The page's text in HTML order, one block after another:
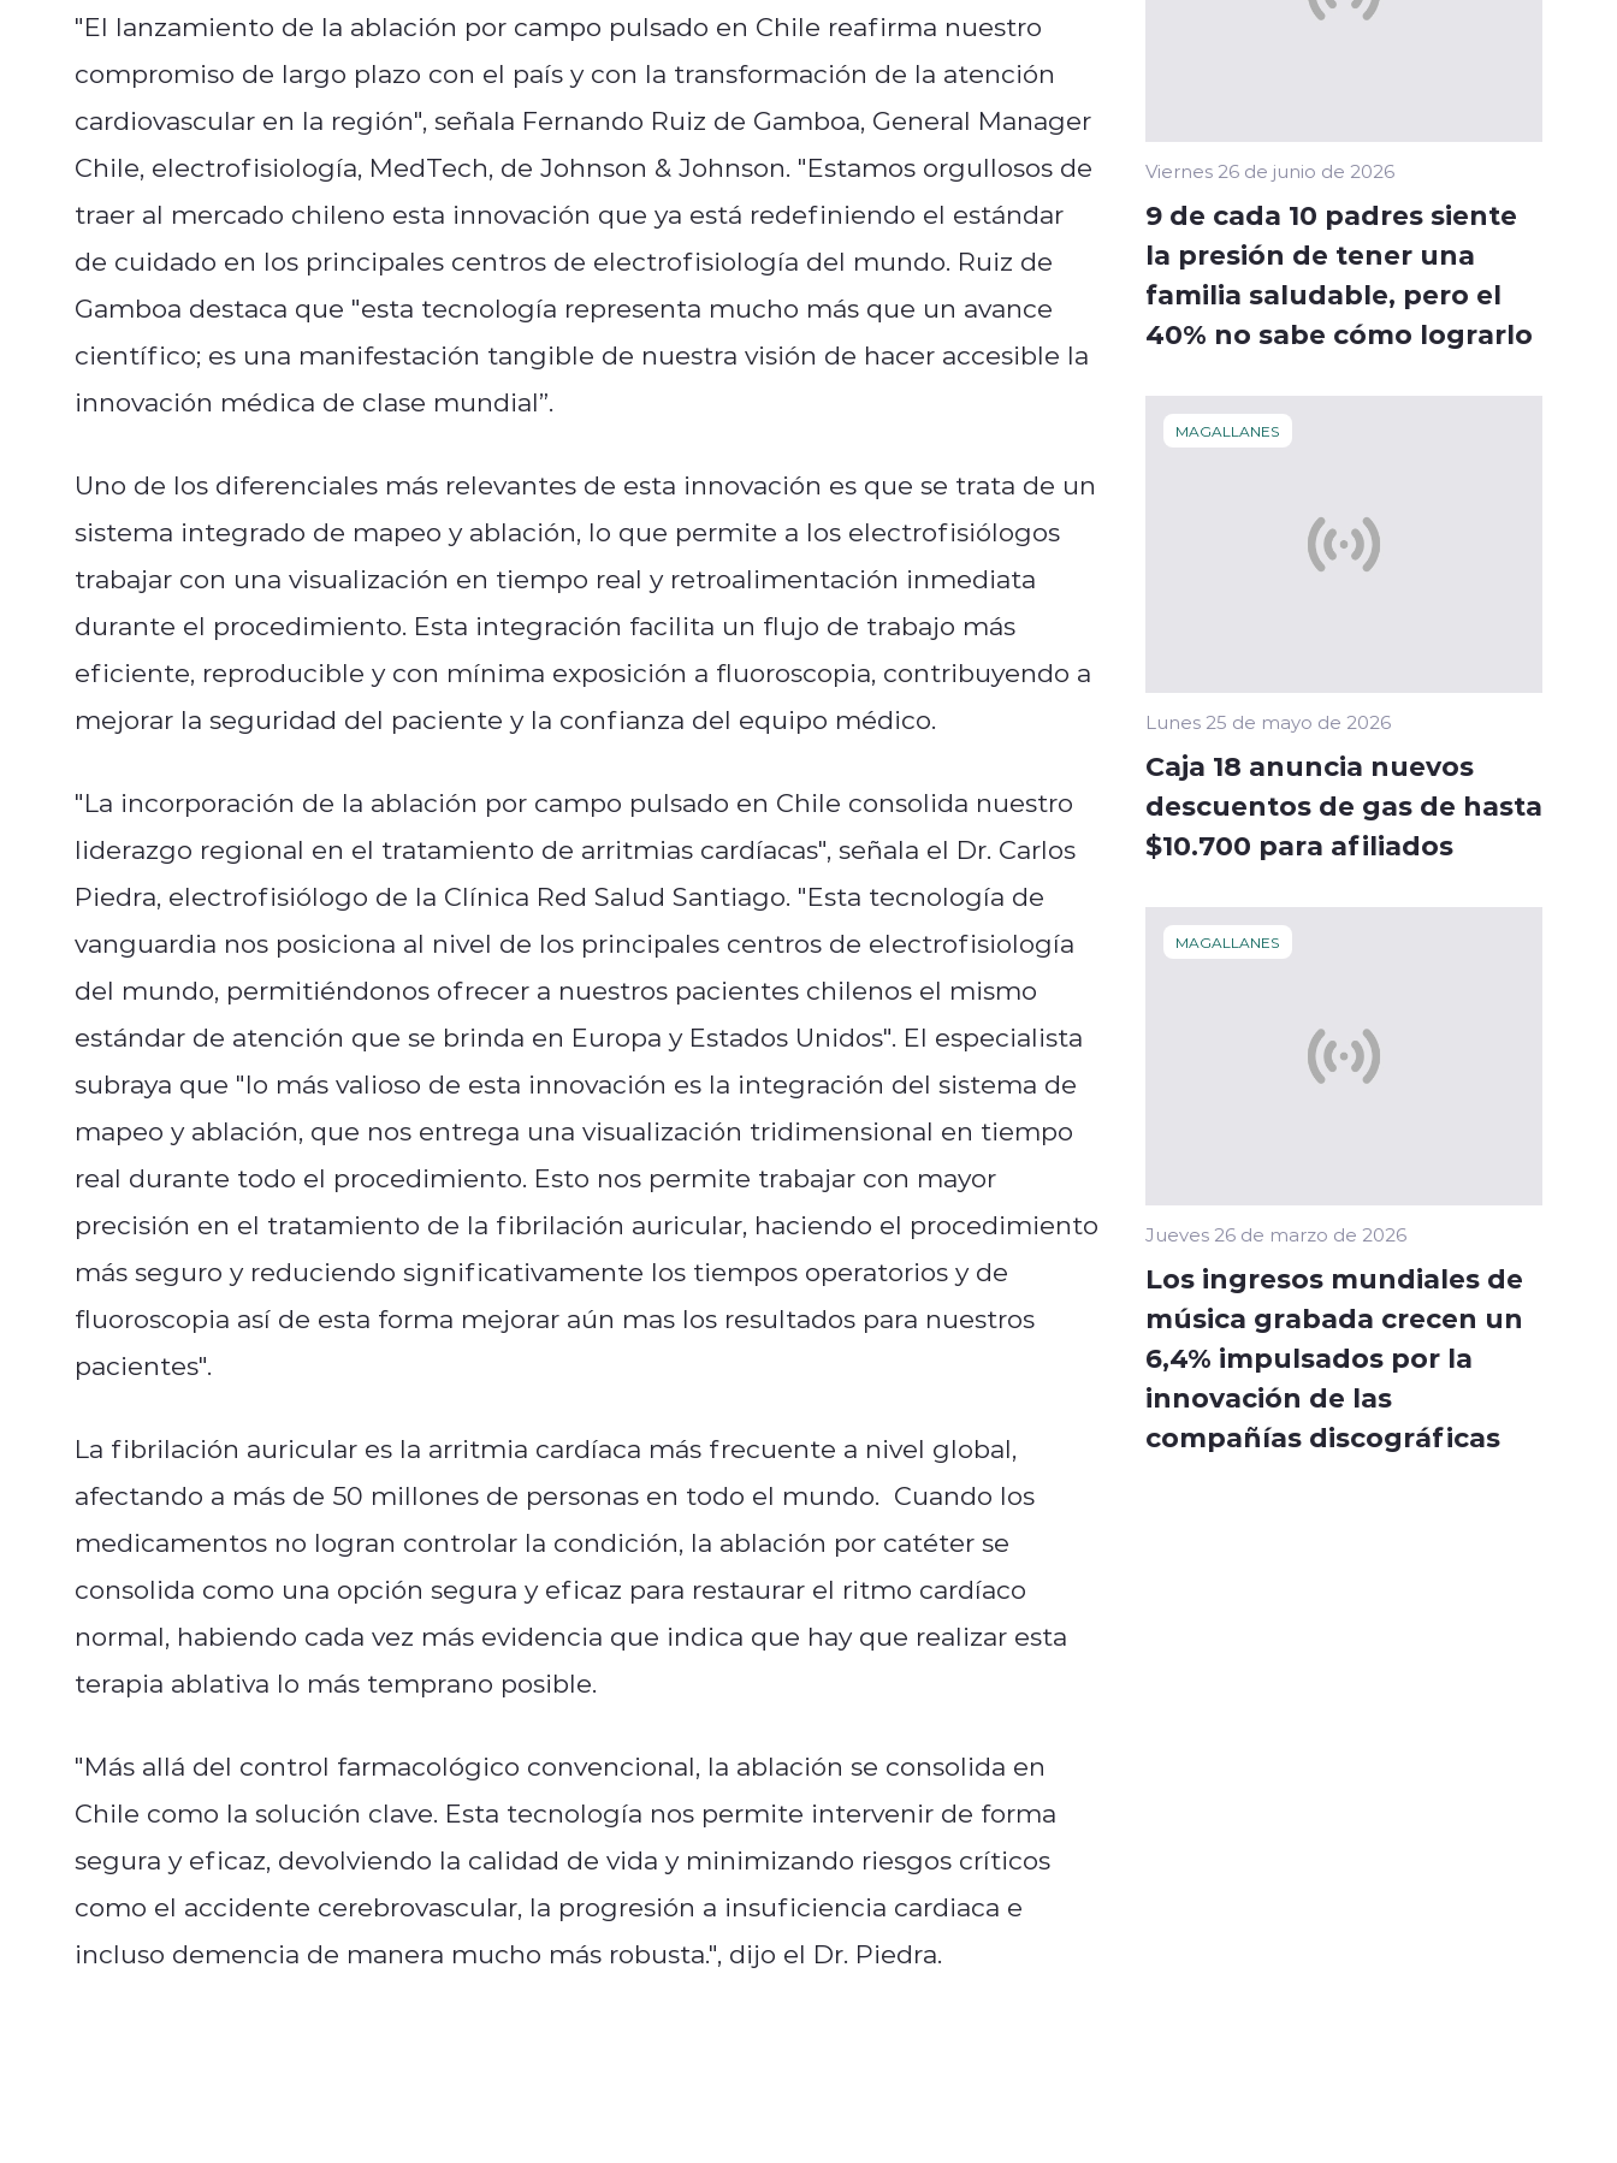
"El lanzamiento de la ablación por campo pulsado en Chile reafirma nuestro
compromiso de largo plazo con el país y con la transformación de la atención
cardiovascular en la región", señala Fernando Ruiz de Gamboa, General Manager
Chile, electrofisiología, MedTech, de Johnson & Johnson. "Estamos orgullosos de
traer al mercado chileno esta innovación que ya está redefiniendo el estándar
de cuidado en los principales centros de electrofisiología del mundo. Ruiz de
Gamboa destaca que "esta tecnología representa mucho más que un avance
científico; es una manifestación tangible de nuestra visión de hacer accesible la
innovación médica de clase mundial”.
Uno de los diferenciales más relevantes de esta innovación es que se trata de un
sistema integrado de mapeo y ablación, lo que permite a los electrofisiólogos
trabajar con una visualización en tiempo real y retroalimentación inmediata
durante el procedimiento. Esta integración facilita un flujo de trabajo más
eficiente, reproducible y con mínima exposición a fluoroscopia, contribuyendo a
mejorar la seguridad del paciente y la confianza del equipo médico.
"La incorporación de la ablación por campo pulsado en Chile consolida nuestro
liderazgo regional en el tratamiento de arritmias cardíacas", señala el Dr. Carlos
Piedra, electrofisiólogo de la Clínica Red Salud Santiago. "Esta tecnología de
vanguardia nos posiciona al nivel de los principales centros de electrofisiología
del mundo, permitiéndonos ofrecer a nuestros pacientes chilenos el mismo
estándar de atención que se brinda en Europa y Estados Unidos". El especialista
subraya que "lo más valioso de esta innovación es la integración del sistema de
mapeo y ablación, que nos entrega una visualización tridimensional en tiempo
real durante todo el procedimiento. Esto nos permite trabajar con mayor
precisión en el tratamiento de la fibrilación auricular, haciendo el procedimiento
más seguro y reduciendo significativamente los tiempos operatorios y de
fluoroscopia así de esta forma mejorar aún mas los resultados para nuestros
pacientes".
La fibrilación auricular es la arritmia cardíaca más frecuente a nivel global,
afectando a más de 50 millones de personas en todo el mundo. Cuando los
medicamentos no logran controlar la condición, la ablación por catéter se
consolida como una opción segura y eficaz para restaurar el ritmo cardíaco
normal, habiendo cada vez más evidencia que indica que hay que realizar esta
terapia ablativa lo más temprano posible.
"Más allá del control farmacológico convencional, la ablación se consolida en
Chile como la solución clave. Esta tecnología nos permite intervenir de forma
segura y eficaz, devolviendo la calidad de vida y minimizando riesgos críticos
como el accidente cerebrovascular, la progresión a insuficiencia cardiaca e
incluso demencia de manera mucho más robusta.", dijo el Dr. Piedra.
Viernes 26 de junio de 2026
9 de cada 10 padres siente
la presión de tener una
familia saludable, pero el
40% no sabe cómo lograrlo
MAGALLANES
Lunes 25 de mayo de 2026
Caja 18 anuncia nuevos
descuentos de gas de hasta
$10.700 para afiliados
MAGALLANES
Jueves 26 de marzo de 2026
Los ingresos mundiales de
música grabada crecen un
6,4% impulsados por la
innovación de las
compañías discográficas